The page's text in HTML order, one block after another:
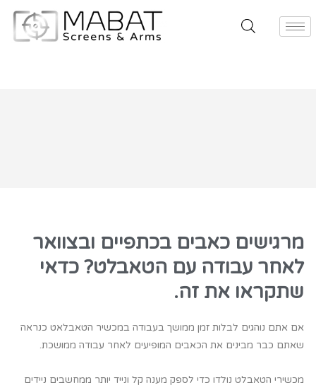
מרגישים כאבים בכתפיים ובצוואר
לאחר עבודה עם הטאבלט? כדאי
שתקראו את זה.
אם אתם נוהגים לבלות זמן ממושך בעבודה במכשיר הטאבלאט כנראה
שאתם כבר מבינים את הכאבים המופיעים לאחר עבודה ממושכת.
מכשירי הטאבלט נולדו כדי לספק מענה קל ונייד יותר ממחשבים ניידים